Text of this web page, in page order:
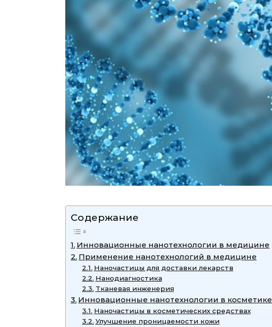
Содержание
Инновационные нанотехнологии в медицине
Применение нанотехнологий в медицине
Наночастицы для доставки лекарств
Нанодиагностика
Тканевая инженерия
Инновационные нанотехнологии в косметике
Наночастицы в косметических средствах
Улучшение проницаемости кожи